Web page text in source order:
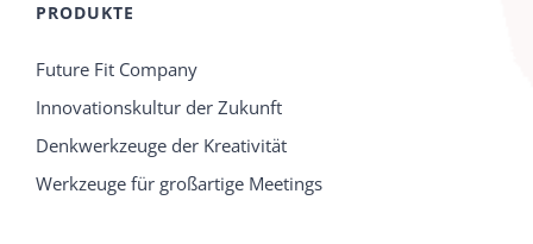
PRODUKTE
Future Fit Company
Innovationskultur der Zukunft
Denkwerkzeuge der Kreativität
Werkzeuge für großartige Meetings